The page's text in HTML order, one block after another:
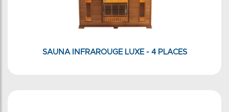
SAUNA INFRAROUGE LUXE - 4 PLACES